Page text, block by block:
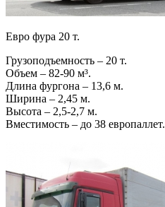
Евро фура 20 т.
Грузоподъемность – 20 т.
Объем – 82-90 м³.
Длина фургона – 13,6 м.
Ширина – 2,45 м.
Высота – 2,5-2,7 м.
Вместимость – до 38 европаллет.